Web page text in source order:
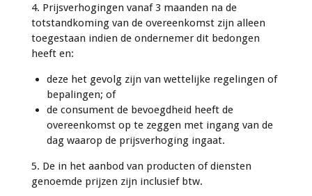
4. Prijsverhogingen vanaf 3 maanden na de
totstandkoming van de overeenkomst zijn alleen
toegestaan indien de ondernemer dit bedongen
heeft en:
deze het gevolg zijn van wettelijke regelingen of
bepalingen; of
de consument de bevoegdheid heeft de
overeenkomst op te zeggen met ingang van de
dag waarop de prijsverhoging ingaat.
5. De in het aanbod van producten of diensten
genoemde prijzen zijn inclusief btw.